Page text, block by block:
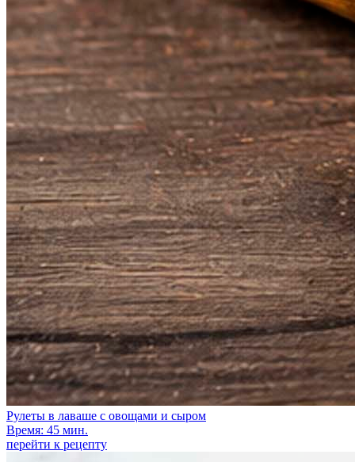
Рулеты в лаваше с овощами и сыром
Время: 45 мин.
перейти к рецепту